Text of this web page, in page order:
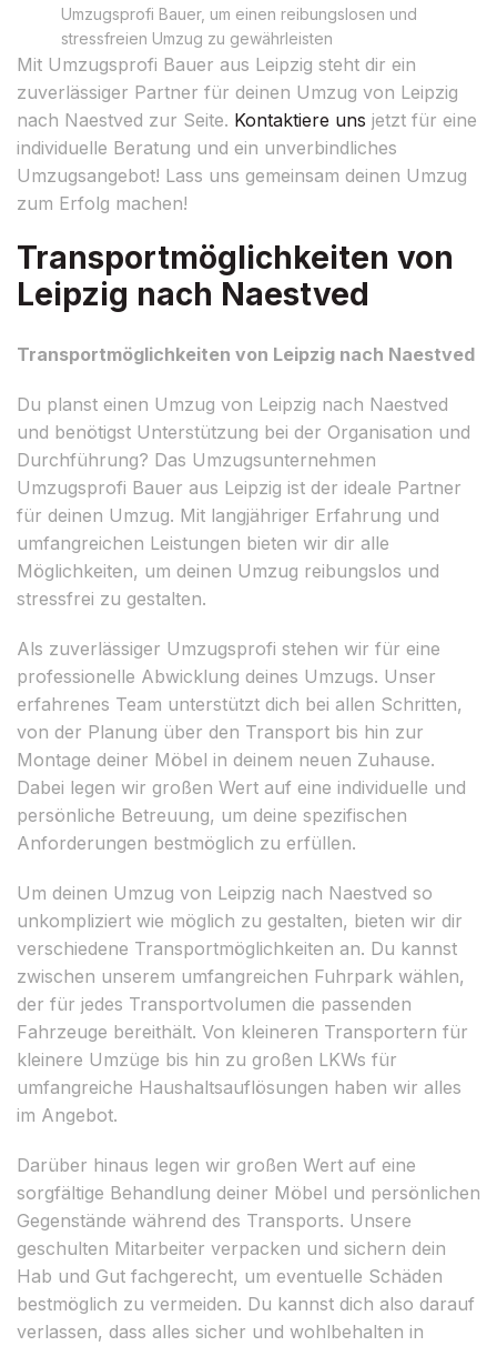
Umzugsprofi Bauer, um einen reibungslosen und
stressfreien Umzug zu gewährleisten
Mit Umzugsprofi Bauer aus Leipzig steht dir ein
zuverlässiger Partner für deinen Umzug von Leipzig
nach Naestved zur Seite. Kontaktiere uns jetzt für eine
individuelle Beratung und ein unverbindliches
Umzugsangebot! Lass uns gemeinsam deinen Umzug
zum Erfolg machen!
Transportmöglichkeiten von
Leipzig nach Naestved
Transportmöglichkeiten von Leipzig nach Naestved
Du planst einen Umzug von Leipzig nach Naestved
und benötigst Unterstützung bei der Organisation und
Durchführung? Das Umzugsunternehmen
Umzugsprofi Bauer aus Leipzig ist der ideale Partner
für deinen Umzug. Mit langjähriger Erfahrung und
umfangreichen Leistungen bieten wir dir alle
Möglichkeiten, um deinen Umzug reibungslos und
stressfrei zu gestalten.
Als zuverlässiger Umzugsprofi stehen wir für eine
professionelle Abwicklung deines Umzugs. Unser
erfahrenes Team unterstützt dich bei allen Schritten,
von der Planung über den Transport bis hin zur
Montage deiner Möbel in deinem neuen Zuhause.
Dabei legen wir großen Wert auf eine individuelle und
persönliche Betreuung, um deine spezifischen
Anforderungen bestmöglich zu erfüllen.
Um deinen Umzug von Leipzig nach Naestved so
unkompliziert wie möglich zu gestalten, bieten wir dir
verschiedene Transportmöglichkeiten an. Du kannst
zwischen unserem umfangreichen Fuhrpark wählen,
der für jedes Transportvolumen die passenden
Fahrzeuge bereithält. Von kleineren Transportern für
kleinere Umzüge bis hin zu großen LKWs für
umfangreiche Haushaltsauflösungen haben wir alles
im Angebot.
Darüber hinaus legen wir großen Wert auf eine
sorgfältige Behandlung deiner Möbel und persönlichen
Gegenstände während des Transports. Unsere
geschulten Mitarbeiter verpacken und sichern dein
Hab und Gut fachgerecht, um eventuelle Schäden
bestmöglich zu vermeiden. Du kannst dich also darauf
verlassen, dass alles sicher und wohlbehalten in